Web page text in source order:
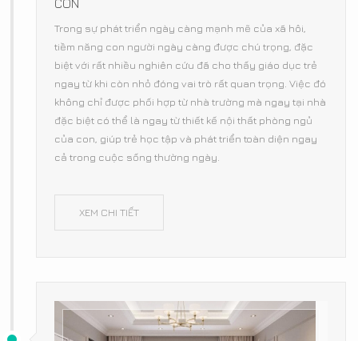
CON
Trong sự phát triển ngày càng mạnh mẽ của xã hôi,
tiềm năng con người ngày càng được chú trọng, đặc
biệt với rất nhiều nghiên cứu đã cho thấy giáo dục trẻ
ngay từ khi còn nhỏ đóng vai trò rất quan trọng. Việc đó
không chỉ được phối hợp từ nhà trường mà ngay tại nhà
đặc biệt có thể là ngay từ thiết kế nội thất phòng ngủ
của con, giúp trẻ học tập và phát triển toàn diện ngay
cả trong cuộc sống thường ngày.
XEM CHI TIẾT